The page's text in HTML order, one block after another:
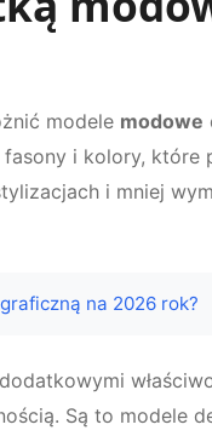
modele modowe
i kolory, które
i mniej
na 2026 rok?
Są to modele